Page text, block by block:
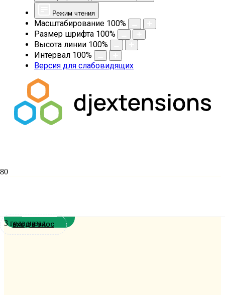
Режим чтения
Масштабирование 100%
Размер шрифта 100%
Высота линии 100%
Интервал 100%
Версия для слабовидящих
ВХОД В ЭИОС
Анонсы
3 года назад